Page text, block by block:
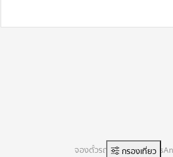
กรองเที่ยว
จองตั๋วรถทัวร์ออนไลน์